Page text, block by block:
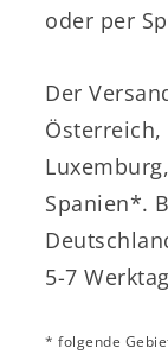
oder per
Der
Spanien*.
5-7
* folgende